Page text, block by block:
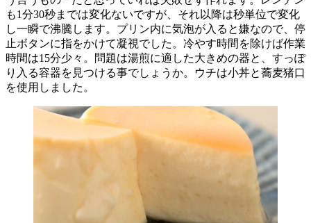
も1分30秒までは変化ないですが、それ以降は秒単位で変化
し一瞬で沸騰します。プリン内に気泡が入ると嫌なので、停
止ボタンに指をかけて凝視でした。冷やす時間を除けば作業
時間は15分少々。問題は湯煎に適した大きめの器と、すっぽ
り入る容器を見つける事でしょうか。ウチは小丼と蕎麦猪口
を使用しました。